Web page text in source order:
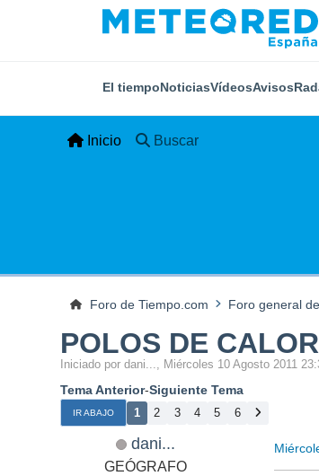
El tiempoNoticiasVídeosAvisos
Inicio Buscar
Foro de Tiempo.com Foro general
POLOS DE
Iniciado por dani..., Miércoles 10 Agosto 2011
Tema Anterior-Siguiente Tema
IR ABAJO 1 2 3 4 5 6
dani...
GEÓGRAFO